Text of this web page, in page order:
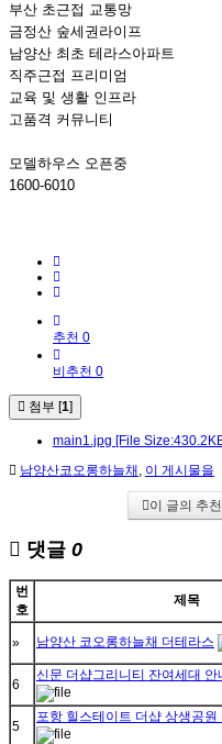
부산 초근접 교통망
금정산 숲세권라이프
남양산 최초 테라스아파트
직주근접 프리미엄
교육 및 생활 인프라
고품격 커뮤니티
모델하우스 오픈중
1600-6010
추천 0
비추천 0
첨부 [1]
main1.jpg [File
남양산코오롱하늘채 , 이 게시물을
이 글의 추
댓글 0
번
호
제목
» 남양산 코오롱하늘채 더테라스
6
신문 더샵그리니티 잔여세대 안
5
포항 힐스테이트 더샵 상생공원